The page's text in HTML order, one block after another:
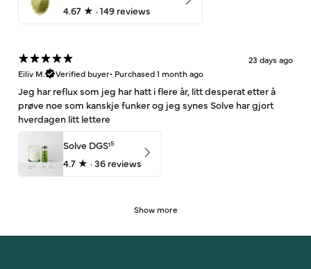
4.67 ★ ·149 reviews
23 days ago
Eiliv M.
Verified buyer• Purchased 1 month ago
Jeg har reflux som jeg har hatt i flere år, litt desperat etter å
prøve noe som kanskje funker og jeg synes Solve har gjort
hverdagen litt lettere
Solve DGS¹⁵
4.7 ★ ·36 reviews
Show more